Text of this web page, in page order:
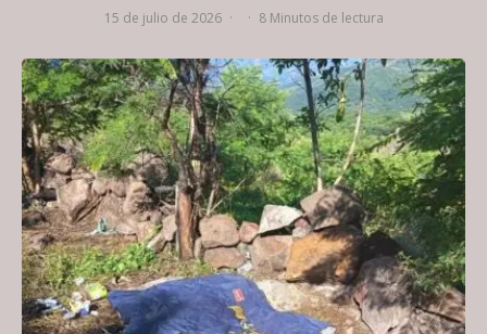
15 de julio de 2026 · · 8 Minutos de lectura